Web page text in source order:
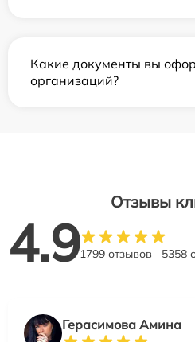
Какие документы вы
организаций?
Отзывы
4.91799 отзывов 5358
Герасимова Амина